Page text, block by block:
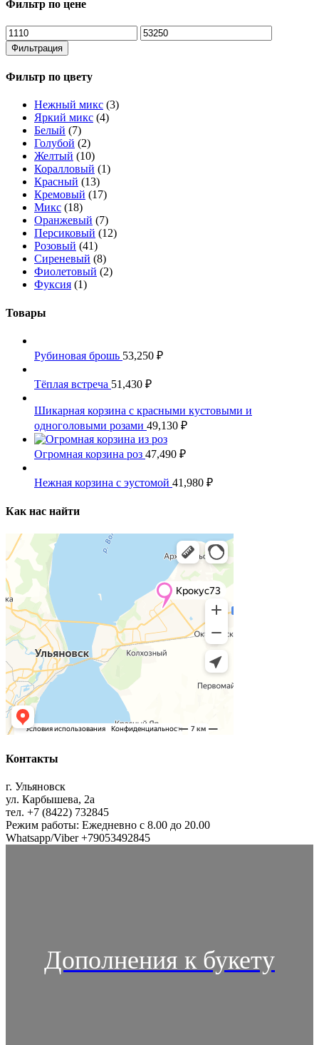
Фильтр по цене
Минимальная
цена
Максимальная
цена
Фильтрация
Фильтр по цвету
Нежный микс (3)
Яркий микс (4)
Белый (7)
Голубой (2)
Желтый (10)
Коралловый (1)
Красный (13)
Кремовый (17)
Микс (18)
Оранжевый (7)
Персиковый (12)
Розовый (41)
Сиреневый (8)
Фиолетовый (2)
Фуксия (1)
Товары
Рубиновая брошь 53,250 ₽
Тёплая встреча 51,430 ₽
Шикарная корзина с красными кустовыми и
одноголовыми розами 49,130 ₽
Огромная корзина роз 47,490 ₽
Нежная корзина с эустомой 41,980 ₽
Как нас найти
Контакты
г. Ульяновск
ул. Карбышева, 2а
тел. +7 (8422) 732845
Режим работы: Ежедневно с 8.00 до 20.00
Whatsapp/Viber +79053492845
Дополнения к букету